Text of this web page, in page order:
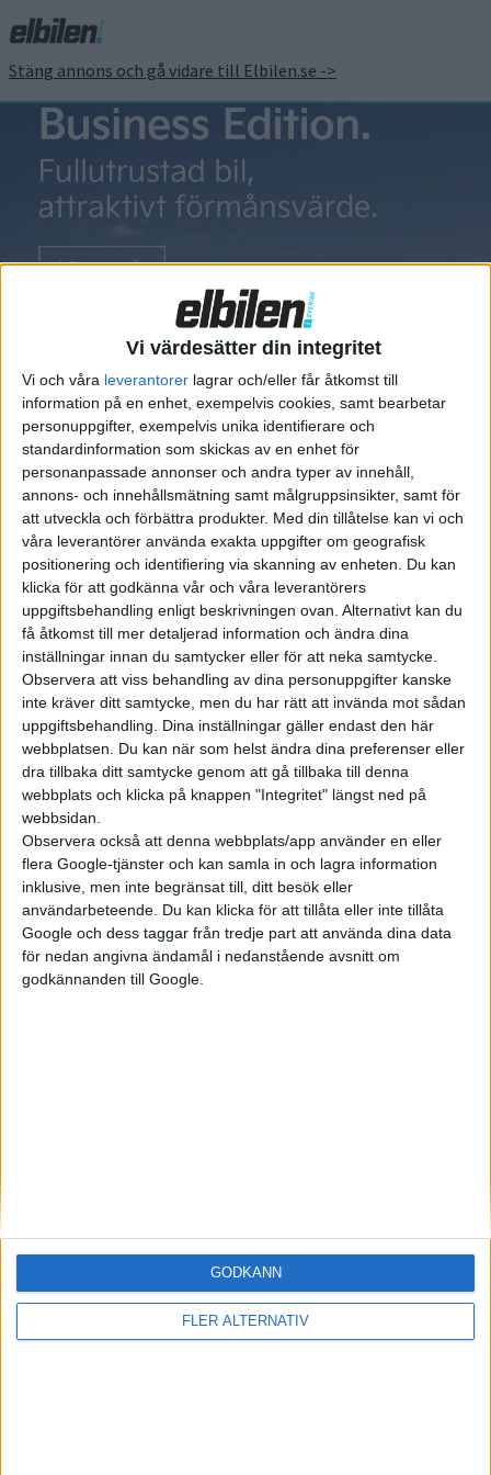
Vi värdesätter din integritet
Vi och våra leverantorer lagrar och/eller får åtkomst till
information på en enhet, exempelvis cookies, samt bearbetar
personuppgifter, exempelvis unika identifierare och
standardinformation som skickas av en enhet för
personanpassade annonser och andra typer av innehåll,
annons- och innehållsmätning samt målgruppsinsikter, samt för
att utveckla och förbättra produkter. Med din tillåtelse kan vi och
våra leverantörer använda exakta uppgifter om geografisk
positionering och identifiering via skanning av enheten. Du kan
klicka för att godkänna vår och våra leverantörers
uppgiftsbehandling enligt beskrivningen ovan. Alternativt kan du
få åtkomst till mer detaljerad information och ändra dina
inställningar innan du samtycker eller för att neka samtycke.
Observera att viss behandling av dina personuppgifter kanske
inte kräver ditt samtycke, men du har rätt att invända mot sådan
uppgiftsbehandling. Dina inställningar gäller endast den här
webbplatsen. Du kan när som helst ändra dina preferenser eller
dra tillbaka ditt samtycke genom att gå tillbaka till denna
webbplats och klicka på knappen "Integritet" längst ned på
webbsidan.
Observera också att denna webbplats/app använder en eller
flera Google-tjänster och kan samla in och lagra information
inklusive, men inte begränsat till, ditt besök eller
användarbeteende. Du kan klicka för att tillåta eller inte tillåta
Google och dess taggar från tredje part att använda dina data
för nedan angivna ändamål i nedanstående avsnitt om
godkännanden till Google.
FLER ALTERNATIV
GODKÄNN
Stäng annons och gå vidare till Elbilen.se ->
Parkering
Paris vill införa
högre
parkeringsavgift
för suvar
Bilarna blir allt större och tyngre.
Enligt analysfirman Jato var
genomsnittsvikten för alla sålda
bilar i Europa 2022, oavsett
drivlina, 1 600 kilo. Jämfört med
året innan innebar det en ökning
på 21 procent. Även Green NCAP
har lyft upp att många b...
6 aug 2026
Säljstart för instegsversionen av ID. Polo
Nu även Byd – då vill jätten tillverka solid state-batterier
Elbilens nyhetsbrev
Håll dig uppdaterad om de senaste nyheterna!
Prenumerera